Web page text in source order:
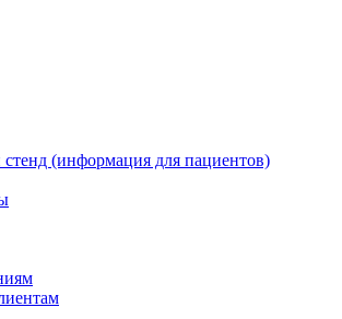
(информация для пациентов)